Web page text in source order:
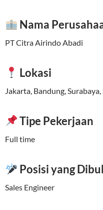
Nama
PT Citra Airindo Abadi
Lokasi
Jakarta, Bandung,
Tipe Pekerjaan
Full time
Posisi yang
Sales Engineer